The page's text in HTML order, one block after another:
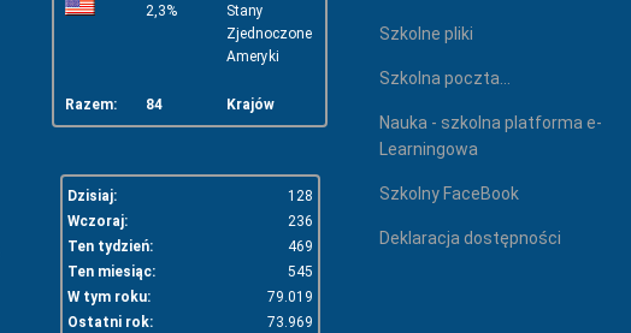
2,3%
Stany
Zjednoczone
Ameryki
Razem: 84 Krajów
Dzisiaj:
128
Wczoraj:
236
Ten tydzień:
469
Ten miesiąc:
545
W tym roku:
79.019
Ostatni rok:
73.969
Szkolne pliki
Szkolna poczta...
Nauka - szkolna platforma e-
Learningowa
Szkolny FaceBook
Deklaracja dostępności